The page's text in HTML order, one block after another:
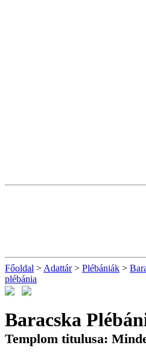
Főoldal > Adattár> Plébániák >
plébánia
Baracska
Templom titulusa: